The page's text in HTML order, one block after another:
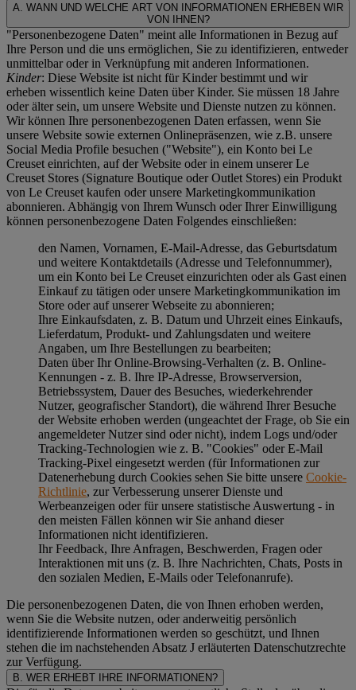
A. WANN UND WELCHE ART VON INFORMATIONEN ERHEBEN WIR
VON IHNEN?
"Personenbezogene Daten" meint alle Informationen in Bezug auf
Ihre Person und die uns ermöglichen, Sie zu identifizieren, entweder
unmittelbar oder in Verknüpfung mit anderen Informationen.
Kinder: Diese Website ist nicht für Kinder bestimmt und wir
erheben wissentlich keine Daten über Kinder. Sie müssen 18 Jahre
oder älter sein, um unsere Website und Dienste nutzen zu können.
Wir können Ihre personenbezogenen Daten erfassen, wenn Sie
unsere Website sowie externen Onlinepräsenzen, wie z.B. unsere
Social Media Profile besuchen ("Website"), ein Konto bei Le
Creuset einrichten, auf der Website oder in einem unserer Le
Creuset Stores (Signature Boutique oder Outlet Stores) ein Produkt
von Le Creuset kaufen oder unsere Marketingkommunikation
abonnieren. Abhängig von Ihrem Wunsch oder Ihrer Einwilligung
können personenbezogene Daten Folgendes einschließen:
den Namen, Vornamen, E-Mail-Adresse, das Geburtsdatum
und weitere Kontaktdetails (Adresse und Telefonnummer),
um ein Konto bei Le Creuset einzurichten oder als Gast einen
Einkauf zu tätigen oder unsere Marketingkommunikation im
Store oder auf unserer Webseite zu abonnieren;
Ihre Einkaufsdaten, z. B. Datum und Uhrzeit eines Einkaufs,
Lieferdatum, Produkt- und Zahlungsdaten und weitere
Angaben, um Ihre Bestellungen zu bearbeiten;
Daten über Ihr Online-Browsing-Verhalten (z. B. Online-
Kennungen - z. B. Ihre IP-Adresse, Browserversion,
Betriebssystem, Dauer des Besuches, wiederkehrender
Nutzer, geografischer Standort), die während Ihrer Besuche
der Website erhoben werden (ungeachtet der Frage, ob Sie ein
angemeldeter Nutzer sind oder nicht), indem Logs und/oder
Tracking-Technologien wie z. B. "Cookies" oder E-Mail
Tracking-Pixel eingesetzt werden (für Informationen zur
Datenerhebung durch Cookies sehen Sie bitte unsere Cookie-
Richtlinie, zur Verbesserung unserer Dienste und
Werbeanzeigen oder für unsere statistische Auswertung - in
den meisten Fällen können wir Sie anhand dieser
Informationen nicht identifizieren.
Ihr Feedback, Ihre Anfragen, Beschwerden, Fragen oder
Interaktionen mit uns (z. B. Ihre Nachrichten, Chats, Posts in
den sozialen Medien, E-Mails oder Telefonanrufe).
Die personenbezogenen Daten, die von Ihnen erhoben werden,
wenn Sie die Website nutzen, oder anderweitig persönlich
identifizierende Informationen werden so geschützt, und Ihnen
stehen die im nachstehenden Absatz J erläuterten Datenschutzrechte
zur Verfügung.
B. WER ERHEBT IHRE INFORMATIONEN?